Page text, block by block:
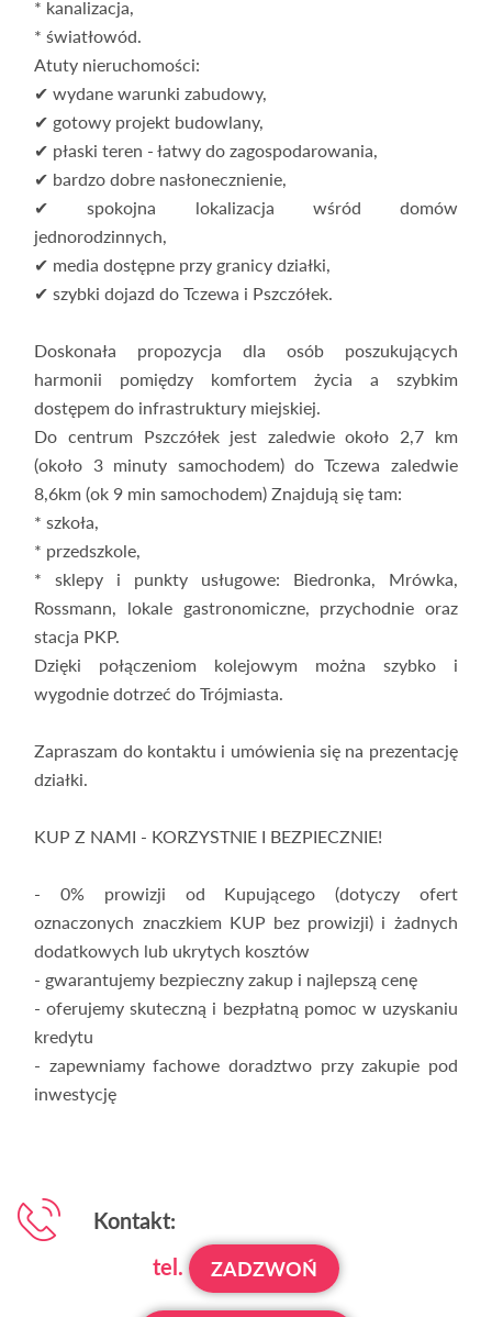
* kanalizacja,
* światłowód.
Atuty nieruchomości:
✔ wydane warunki zabudowy,
✔ gotowy projekt budowlany,
✔ płaski teren - łatwy do zagospodarowania,
✔ bardzo dobre nasłonecznienie,
✔ spokojna lokalizacja wśród domów
jednorodzinnych,
✔ media dostępne przy granicy działki,
✔ szybki dojazd do Tczewa i Pszczółek.
Doskonała propozycja dla osób poszukujących
harmonii pomiędzy komfortem życia a szybkim
dostępem do infrastruktury miejskiej.
Do centrum Pszczółek jest zaledwie około 2,7 km
(około 3 minuty samochodem) do Tczewa zaledwie
8,6km (ok 9 min samochodem) Znajdują się tam:
* szkoła,
* przedszkole,
* sklepy i punkty usługowe: Biedronka, Mrówka,
Rossmann, lokale gastronomiczne, przychodnie oraz
stacja PKP.
Dzięki połączeniom kolejowym można szybko i
wygodnie dotrzeć do Trójmiasta.
Zapraszam do kontaktu i umówienia się na prezentację
działki.
KUP Z NAMI - KORZYSTNIE I BEZPIECZNIE!
- 0% prowizji od Kupującego (dotyczy ofert
oznaczonych znaczkiem KUP bez prowizji) i żadnych
dodatkowych lub ukrytych kosztów
- gwarantujemy bezpieczny zakup i najlepszą cenę
- oferujemy skuteczną i bezpłatną pomoc w uzyskaniu
kredytu
- zapewniamy fachowe doradztwo przy zakupie pod
inwestycję
Kontakt:
tel.
ZADZWOŃ